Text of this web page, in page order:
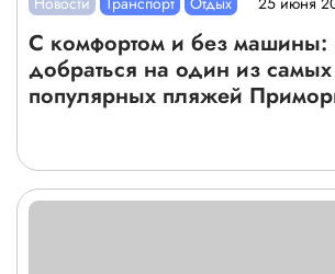
С комфортом и без машины:
добраться на один из самых
популярных пляжей